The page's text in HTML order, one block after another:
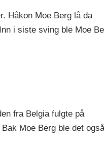
Håkon Moe Berg lå da
i siste sving ble Moe
fra Belgia fulgte på
Moe Berg ble det også